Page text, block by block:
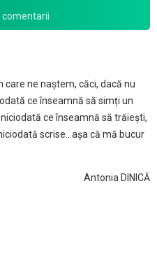
ne naștem, căci, dacă nu
ce înseamnă să simți un
ce înseamnă să trăiești,
scrise...așa că mă bucur
Antonia DINICĂ